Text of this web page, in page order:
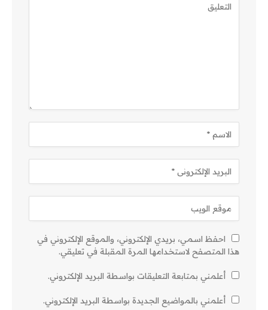
احفظ اسمي، بريدي الإلكتروني، والموقع الإلكتروني في
هذا المتصفح لاستخدامها المرة المقبلة في تعليقي.
أعلمني بمتابعة التعليقات بواسطة البريد الإلكتروني.
أعلمني بالمواضيع الجديدة بواسطة البريد الإلكتروني.